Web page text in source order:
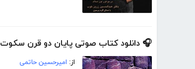
🎧 دانلود کتاب صوتی پایان دو قرن سکوت
از: امیرحسین حاتمی